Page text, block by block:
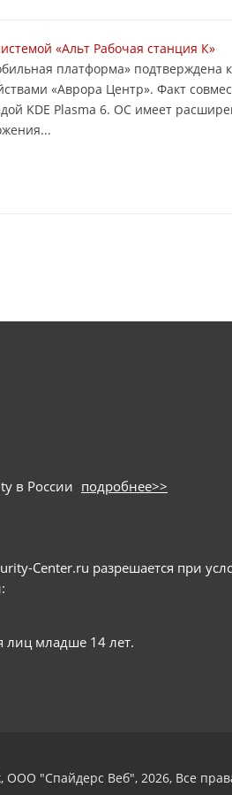
«Альт Рабочая станция К»
платформа»
«Аврора Центр». Факт
KDE Plasma 6. ОС имеет
в России подробнее>>
Center.ru разрешается при
лиц младше 14 лет.
ООО "Спайдерс Веб", 2026, Все